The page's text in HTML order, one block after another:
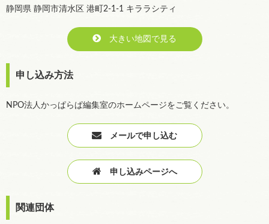
静岡県 静岡市清水区 港町2-1-1 キララシティ
大きい地図で見る
申し込み方法
NPO法人かっぱらぱ編集室のホームページをご覧ください。
メールで申し込む
申し込みページへ
関連団体